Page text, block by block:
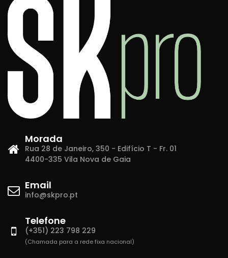
Morada
Rua 28 de Janeiro, 350 - Edifício T - Fr. 01
4400-335 Vila Nova de Gaia
Email
info@skpro.pt
Telefone
(+351) 223 798 229
(Chamada para a rede fixa nacional)